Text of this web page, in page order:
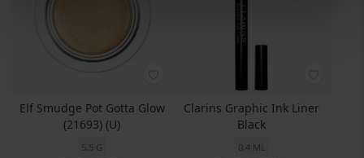
Elf Smudge Pot Gotta Glow
(21693) (U)
5,5 G
Clarins Graphic Ink Liner
Black
0,4 ML